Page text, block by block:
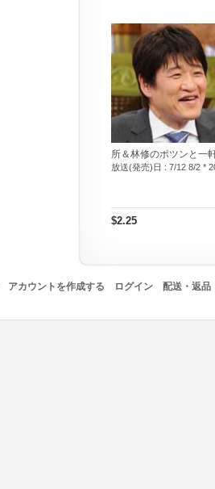
所＆林修のポツンと一
放送(発売)日 : 7/12 8/2 *
$2.25
アカウントを作成する ログイン 配送・返品